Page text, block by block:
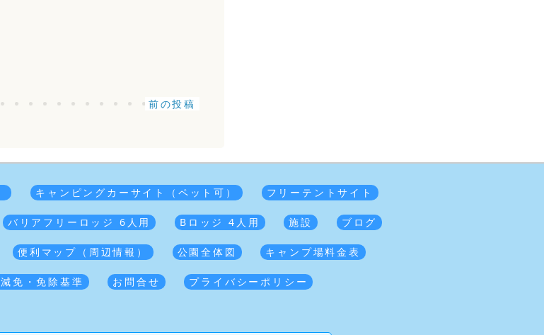
前の投稿
キャンピングカーサイト（ペット可） フリーテントサイト
バリアフリーロッジ 6人用 Bロッジ 4人用 施設 ブログ
便利マップ（周辺情報） 公園全体図 キャンプ場料金表
免・免除基準 お問合せ プライバシーポリシー